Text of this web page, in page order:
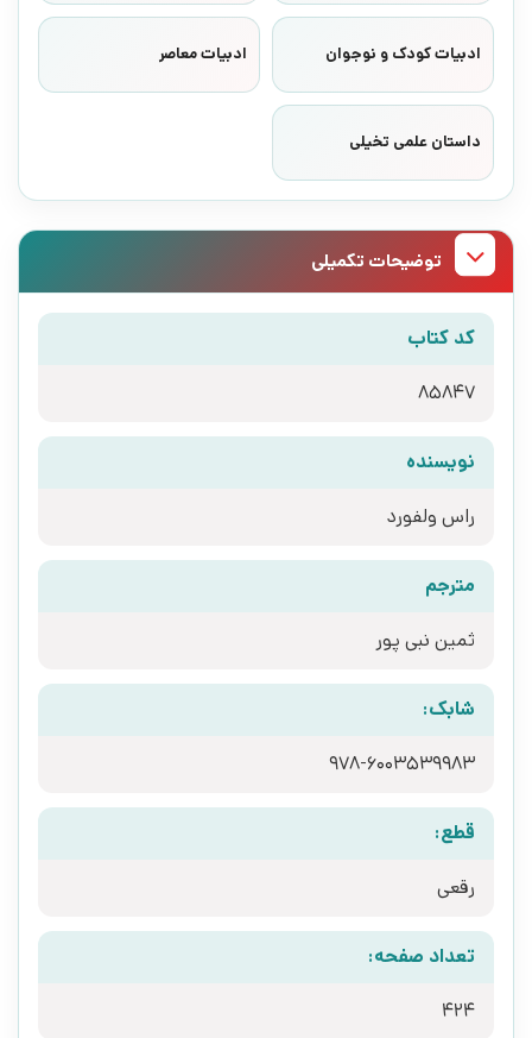
ادبیات کودک و نوجوان ادبیات معاصر
داستان علمی تخیلی
توضیحات تکمیلی
کد کتاب
85847
نویسنده
راس ولفورد
مترجم
ثمین نبی پور
شابک:
‭978-6003539983‬
قطع:
رقعی
تعداد صفحه:
424